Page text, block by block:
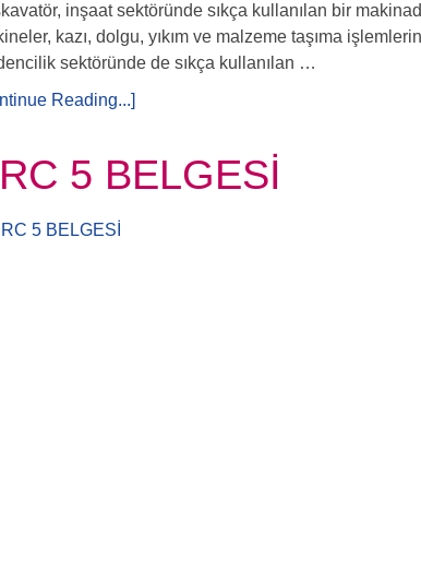
inşaat sektöründe sıkça kullanılan bir
kazı, dolgu, yıkım ve malzeme taşıma
sektöründe de sıkça kullanılan …
Reading...]
5 BELGESİ